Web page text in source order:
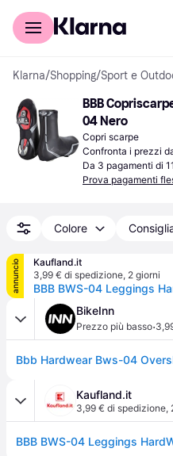
Per il tuo shopping
Klarna/Shopping/Sport e
BBB
04 Nero
Copri scarpe
Confronta i prezzi
Da 3 pagamenti di
Prova pagamenti
Colore
annuncio
Kaufland.it
3,99 € di spedizione, 2 giorni
BikeInn
Prezzo più basso·
Kaufland.it
3,99 € di spedizione,